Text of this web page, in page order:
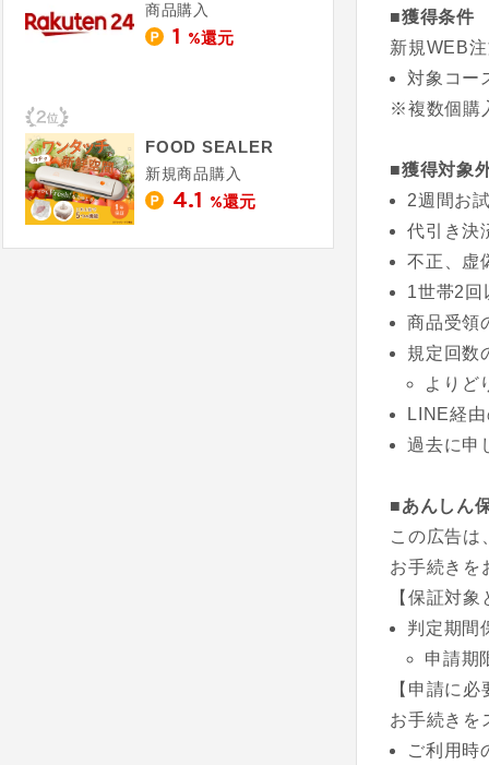
■獲得条件
新規WEB
対象コー
※複数個購
■獲得対象
2週間お
代引き決
不正、虚
1世帯2回
商品受領
規定回数
よりど
LINE経
過去に申
■あんしん
この広告は
お手続きを
【保証対
判定期間
申請期
【申請に
お手続きを
ご利用時
商品購入
1 %還元
FOOD SEALER
新規商品購入
4.1 %還元